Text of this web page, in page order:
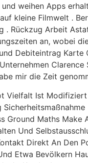
weihen Apps
kleine Filmwelt .
. Rückzug Arbeit
an, wobei
Debiteintrag
mir die Zeit
Vielfalt Ist
Sicherheitsmaßnahme
Ground Maths
Und
Direkt An Den
Etwa Bevölkern